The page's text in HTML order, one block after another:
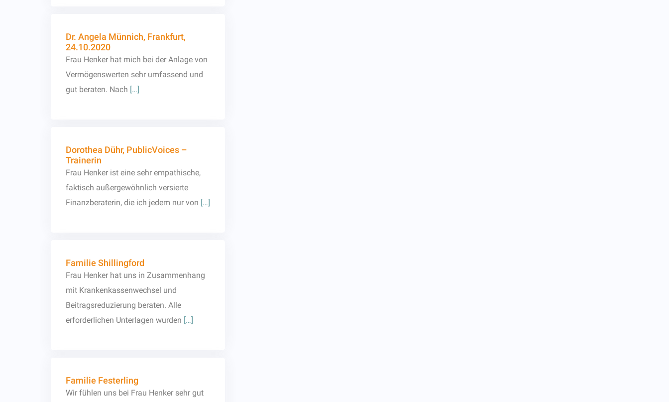
Dr. Angela Münnich, Frankfurt,
24.10.2020
Frau Henker hat mich bei der Anlage von
Vermögenswerten sehr umfassend und
gut beraten. Nach […]
Dorothea Dühr, PublicVoices –
Trainerin
Frau Henker ist eine sehr empathische,
faktisch außergewöhnlich versierte
Finanzberaterin, die ich jedem nur von […]
Familie Shillingford
Frau Henker hat uns in Zusammenhang
mit Krankenkassenwechsel und
Beitragsreduzierung beraten. Alle
erforderlichen Unterlagen wurden […]
Familie Festerling
Wir fühlen uns bei Frau Henker sehr gut